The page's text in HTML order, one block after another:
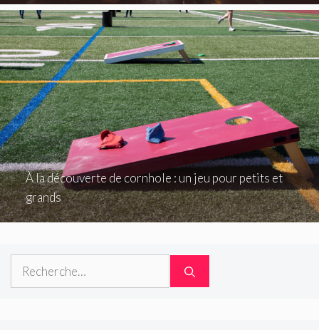
À la découverte de cornhole : un jeu pour petits et
grands
Rechercher :